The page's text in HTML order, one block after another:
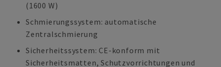
(1600 W)
Schmierungssystem: automatische
Zentralschmierung
Sicherheitssystem: CE-konform mit
Sicherheitsmatten, Schutzvorrichtungen und